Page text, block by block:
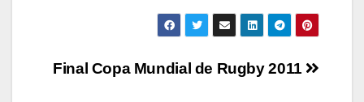
Navegación
Final Copa Mundial de Rugby 2011